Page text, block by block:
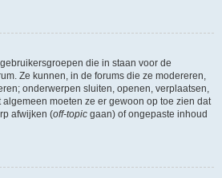
die in staan voor de
Ze kunnen, in de forums die ze modereren,
onderwerpen sluiten, openen, verplaatsen,
moeten ze er gewoon op toe zien dat
afwijken (off-topic gaan) of ongepaste inhoud